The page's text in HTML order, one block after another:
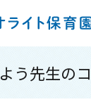
よう先生の